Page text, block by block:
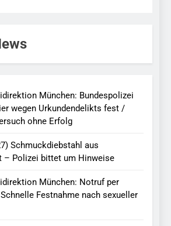
München: Bundespolizei
wegen Urkundendelikts fest /
ohne Erfolg
Schmuckdiebstahl aus
– Polizei bittet um Hinweise
München: Notruf per
Festnahme nach sexueller